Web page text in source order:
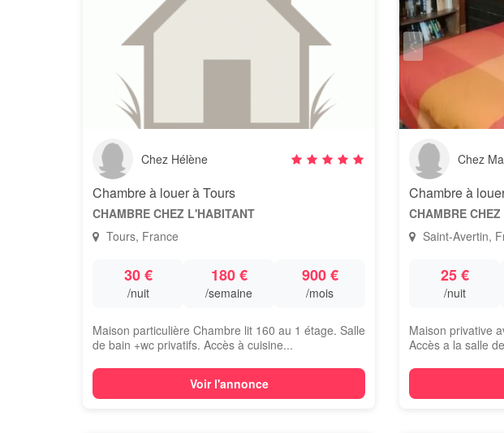
Chez Hélène
Chambre à louer à Tours
CHAMBRE CHEZ L'HABITANT
Tours, France
30 €
/nuit
180 €
/semaine
900 €
/mois
Maison particulière Chambre lit 160 au 1 étage. Salle
de bain +wc privatifs. Accès à cuisine...
Voir l'annonce
Chez
Chambre à
CHAMBRE
Saint-Avertin,
25 €
/nuit
Maison privative
Accès a la salle